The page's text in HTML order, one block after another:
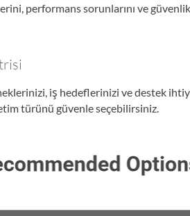
performans sorunlarını ve
iş hedeflerinizi ve destek
türünü güvenle seçebilirsiniz.